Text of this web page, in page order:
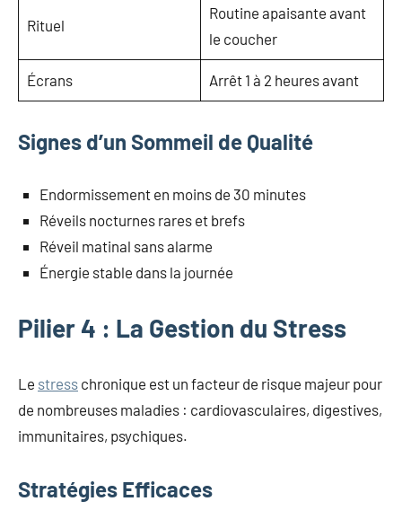
Rituel
Routine apaisante avant
le coucher
Écrans Arrêt 1 à 2 heures avant
Signes d’un Sommeil de Qualité
Endormissement en moins de 30 minutes
Réveils nocturnes rares et brefs
Réveil matinal sans alarme
Énergie stable dans la journée
Pilier 4 : La Gestion du Stress
Le stress chronique est un facteur de risque majeur pour
de nombreuses maladies : cardiovasculaires, digestives,
immunitaires, psychiques.
Stratégies Efficaces